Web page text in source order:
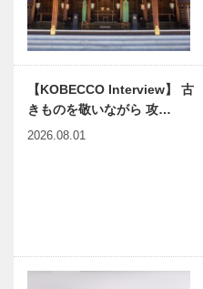
【KOBECCO Interview】 古
きものを敬いながら 攻…
2026.08.01